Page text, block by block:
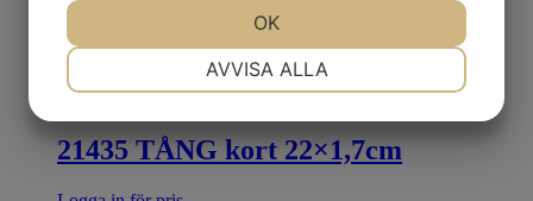
21435 TÅNG kort 22×1,7cm
MARKNADSFÖRING STATISTIK
AVVISA ALLA
OK